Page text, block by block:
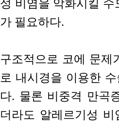
성 비염을 악화시킬
가 필요하다.
구조적으로 코에 문제
로 내시경을 이용한
다. 물론 비중격 만곡
더라도 알레르기성